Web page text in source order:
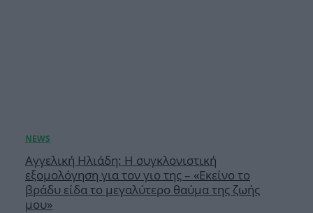
Αγγελική Ηλιάδη: Η συγκλονιστική
εξομολόγηση για τον γιο της – «Εκείνο το
βράδυ είδα το μεγαλύτερο θαύμα της ζωής
μου»